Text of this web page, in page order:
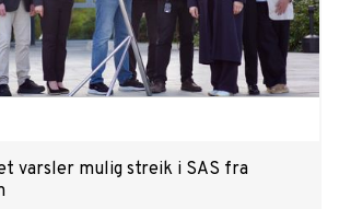
varsler mulig streik i SAS fra